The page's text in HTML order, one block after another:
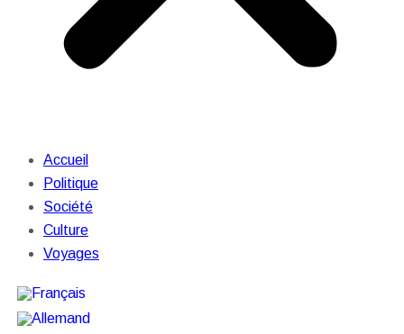
Accueil
Politique
Société
Culture
Voyages